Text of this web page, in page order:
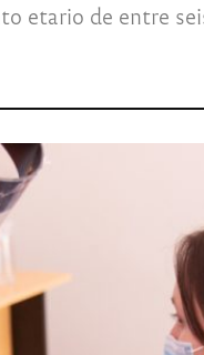
etario de entre